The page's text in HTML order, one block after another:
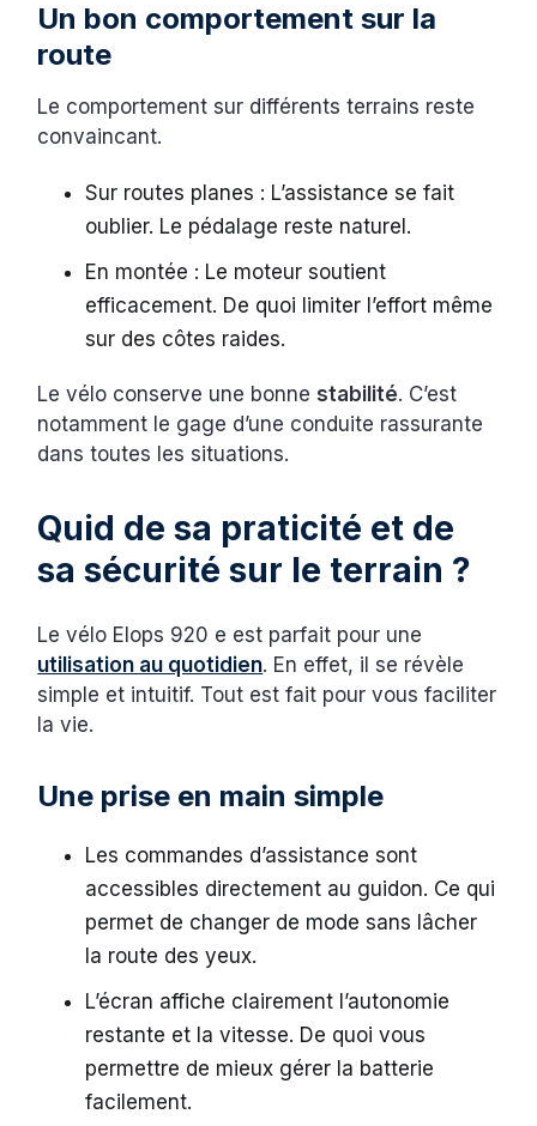
Un bon comportement sur la
route
Le comportement sur différents terrains reste
convaincant.
Sur routes planes : L’assistance se fait
oublier. Le pédalage reste naturel.
En montée : Le moteur soutient
efficacement. De quoi limiter l’effort même
sur des côtes raides.
Le vélo conserve une bonnestabilité. C’est
notamment le gage d’une conduite rassurante
dans toutes les situations.
Quid de sa praticité et de
sa sécurité sur le terrain ?
Le vélo Elops 920 e est parfait pour une
utilisation au quotidien. En effet, il se révèle
simple et intuitif. Tout est fait pour vous faciliter
la vie.
Une prise en main simple
Les commandes d’assistance sont
accessibles directement au guidon. Ce qui
permet de changer de mode sans lâcher
la route des yeux.
L’écran affiche clairement l’autonomie
restante et la vitesse. De quoi vous
permettre de mieux gérer la batterie
facilement.